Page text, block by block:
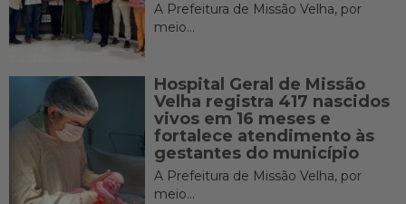
A Prefeitura de Missão Velha, por
meio...
Hospital Geral de Missão
Velha registra 417 nascidos
vivos em 16 meses e
fortalece atendimento às
gestantes do município
A Prefeitura de Missão Velha, por
meio...